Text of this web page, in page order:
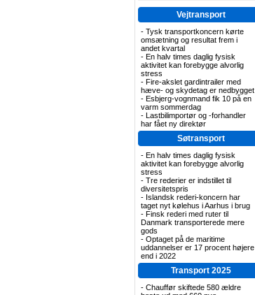
Vejtransport
- Tysk transportkoncern kørte
omsætning og resultat frem i
andet kvartal
- En halv times daglig fysisk
aktivitet kan forebygge alvorlig
stress
- Fire-akslet gardintrailer med
hæve- og skydetag er nedbygget
- Esbjerg-vognmand fik 10 på en
varm sommerdag
- Lastbilimportør og -forhandler
har fået ny direktør
Søtransport
- En halv times daglig fysisk
aktivitet kan forebygge alvorlig
stress
- Tre rederier er indstillet til
diversitetspris
- Islandsk rederi-koncern har
taget nyt kølehus i Aarhus i brug
- Finsk rederi med ruter til
Danmark transporterede mere
gods
- Optaget på de maritime
uddannelser er 17 procent højere
end i 2022
Transport 2025
- Chauffør skiftede 580 ældre